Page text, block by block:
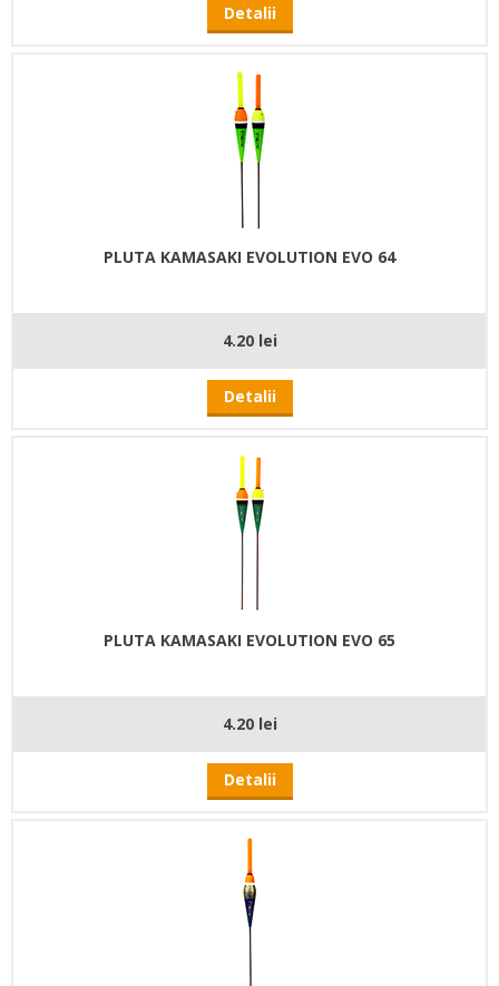
Detalii
PLUTA KAMASAKI EVOLUTION EVO 64
4.20 lei
Detalii
PLUTA KAMASAKI EVOLUTION EVO 65
4.20 lei
Detalii